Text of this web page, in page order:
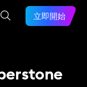
立即開始